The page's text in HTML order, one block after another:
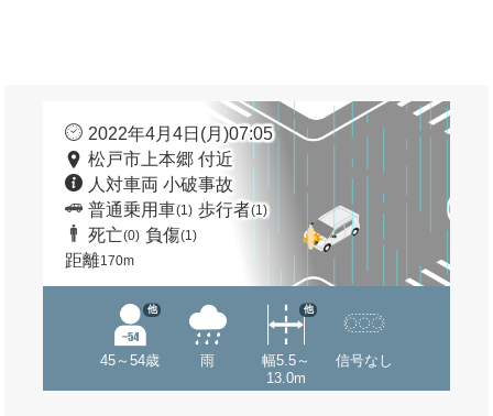
2022年4月4日(月)07:05
松戸市上本郷 付近
人対車両 小破事故
普通乗用車(1) 歩行者(1)
死亡(0) 負傷(1)
距離170m
45～54歳
他
雨
幅5.5～
13.0m
他
信号なし